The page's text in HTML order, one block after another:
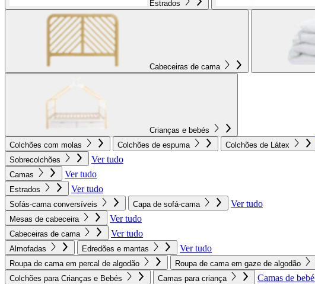
Estrados
Cabeceiras de cama
Crianças e bebés
Colchões com molas
Colchões de espuma Colchões de Látex
Sobrecolchões Ver tudo
Camas Ver tudo
Estrados Ver tudo
Sofás-cama conversíveis Capa de sofá-cama Ver tudo
Mesas de cabeceira Ver tudo
Cabeceiras de cama Ver tudo
Almofadas Edredões e mantas Ver tudo
Roupa de cama em percal de algodão Roupa de cama em gaze de algodão
Colchões para Crianças e Bebés Camas para criança Camas de bebé